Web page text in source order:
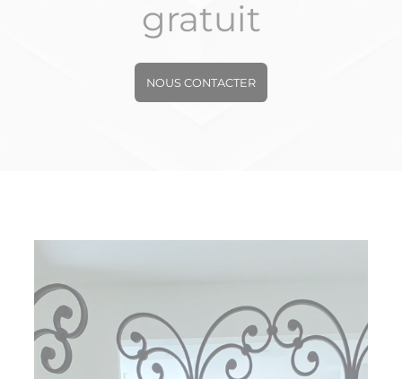
gratuit
NOUS CONTACTER